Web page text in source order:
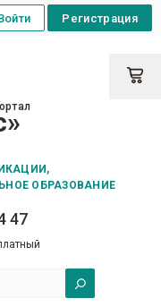
ОБРАЗОВАНИЕ
47
Регистрация